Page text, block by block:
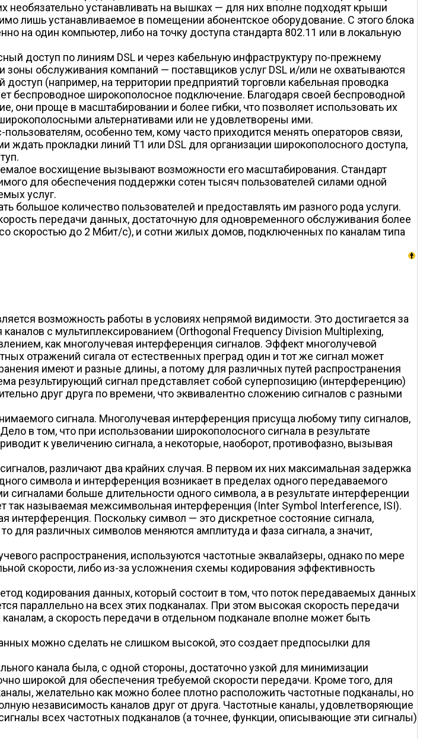
необязательно устанавливать на вышках — для них вполне подходят крыши
лишь устанавливаемое в помещении абонентское оборудование. С этого блока
на один компьютер, либо на точку доступа стандарта 802.11 или в локальную
доступ по линиям DSL и через кабельную инфраструктуру по-прежнему
обслуживания компаний — поставщиков услуг DSL и/или не охватываются
(например, на территории предприятий торговли кабельная проводка
беспроводное широкополосное подключение. Благодаря своей беспроводной
проще в масштабировании и более гибки, что позволяет использовать их
альтернативами или не удовлетворены ими.
особенно тем, кому часто приходится менять операторов связи,
ждать прокладки линий Т1 или DSL для организации широкополосного доступа,
восхищение вызывают возможности его масштабирования. Стандарт
для обеспечения поддержки сотен тысяч пользователей силами одной
услуг.
большое количество пользователей и предоставлять им разного рода услуги.
передачи данных, достаточную для одновременного обслуживания более
скоростью до 2 Мбит/с), и сотни жилых домов, подключенных по каналам типа
возможность работы в условиях непрямой видимости. Это достигается за
каналов с мультиплексированием (Orthogonal Frequency Division Multiplexing,
как многолучевая интерференция сигналов. Эффект многолучевой
отражений сигала от естественных преград один и тот же сигнал может
имеют и разные длины, а потому для различных путей распространения
результирующий сигнал представляет собой суперпозицию (интерференцию)
друг друга по времени, что эквивалентно сложению сигналов с разными
сигнала. Многолучевая интерференция присуща любому типу сигналов,
в том, что при использовании широкополосного сигнала в результате
к увеличению сигнала, а некоторые, наоборот, противофазно, вызывая
различают два крайних случая. В первом их них максимальная задержка
символа и интерференция возникает в пределах одного передаваемого
больше длительности одного символа, а в результате интерференции
называемая межсимвольная интерференция (Inter Symbol Interference, ISI).
интерференция. Поскольку символ — это дискретное состояние сигнала,
для различных символов меняются амплитуда и фаза сигнала, а значит,
распространения, используются частотные эквалайзеры, однако по мере
скорости, либо из-за усложнения схемы кодирования эффективность
кодирования данных, который состоит в том, что поток передаваемых данных
параллельно на всех этих подканалах. При этом высокая скорость передачи
а скорость передачи в отдельном подканале вполне может быть
можно сделать не слишком высокой, это создает предпосылки для
канала была, с одной стороны, достаточно узкой для минимизации
широкой для обеспечения требуемой скорости передачи. Кроме того, для
желательно как можно более плотно расположить частотные подканалы, но
независимость каналов друг от друга. Частотные каналы, удовлетворяющие
всех частотных подканалов (а точнее, функции, описывающие эти сигналы)